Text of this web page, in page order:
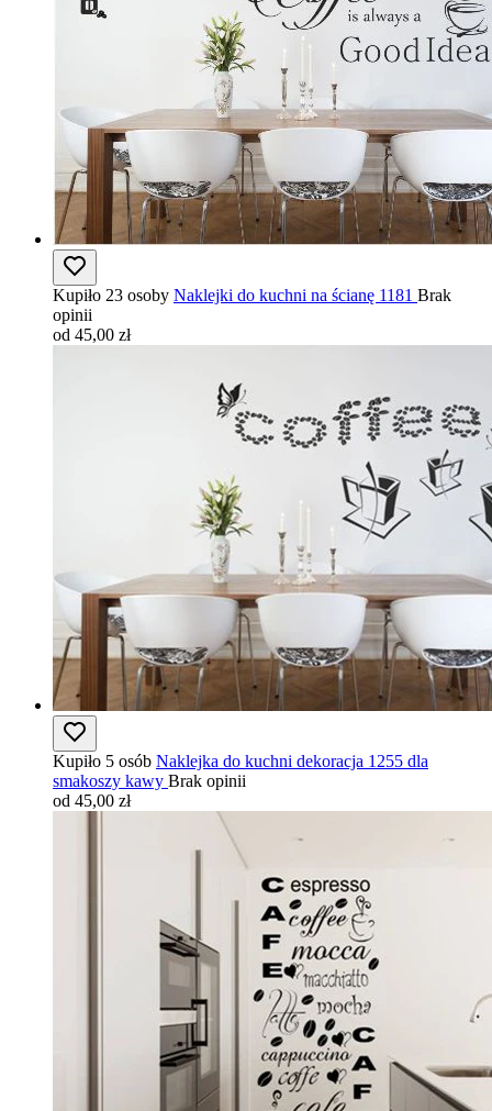
Kupiło 23 osoby Naklejki do kuchni na ścianę 1181 Brak
opinii
od 45,00 zł
Kupiło 5 osób Naklejka do kuchni dekoracja 1255 dla
smakoszy kawy Brak opinii
od 45,00 zł